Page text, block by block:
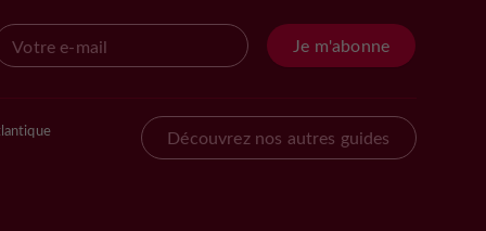
Je m'abonne
Découvrez nos autres guides